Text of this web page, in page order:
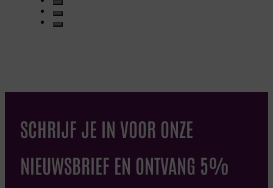
SCHRIJF JE IN VOOR ONZE
NIEUWSBRIEF EN ONTVANG 5%